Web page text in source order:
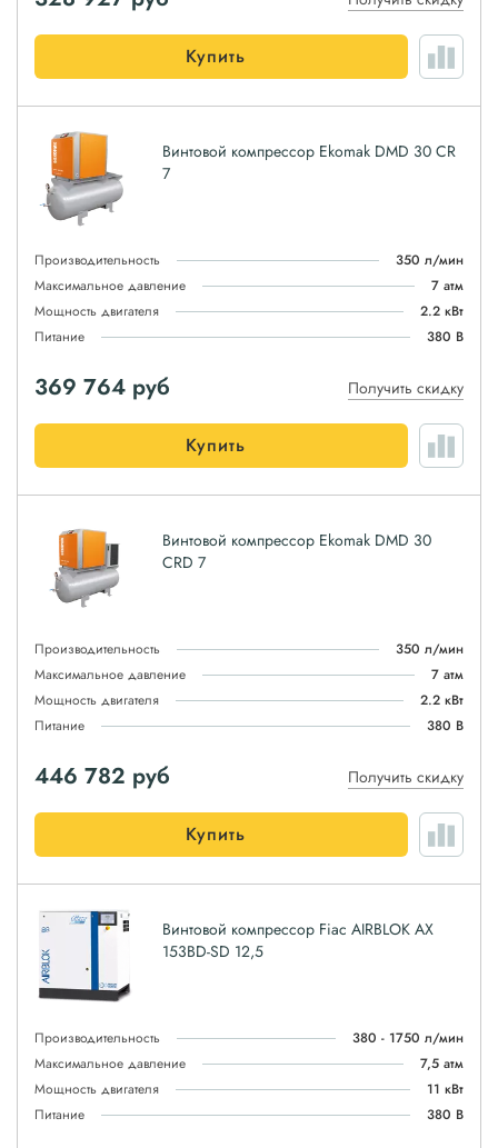
Купить
Винтовой компрессор Ekomak DMD 30 CR
7
Производительность
350 л/мин
Максимальное давление
7 атм
Мощность двигателя
2.2 кВт
Питание
380 В
369 764 руб Получить скидку
Купить
Винтовой компрессор Ekomak DMD 30
CRD 7
Производительность
350 л/мин
Максимальное давление
7 атм
Мощность двигателя
2.2 кВт
Питание
380 В
446 782 руб Получить скидку
Купить
Винтовой компрессор Fiac AIRBLOK AX
153BD-SD 12,5
Производительность
380 - 1750 л/мин
Максимальное давление
7,5 атм
Мощность двигателя
11 кВт
Питание
380 В